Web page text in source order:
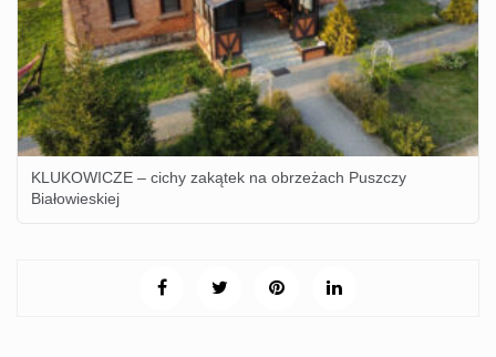
KLUKOWICZE – cichy zakątek na obrzeżach Puszczy
Białowieskiej